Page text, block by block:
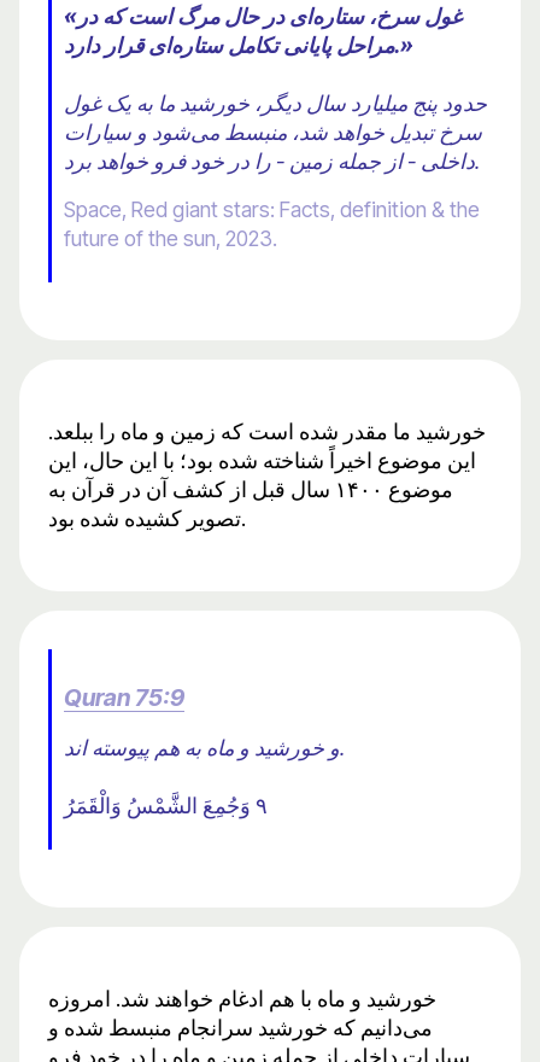
«غول سرخ، ستاره‌ای در حال مرگ است که در
مراحل پایانی تکامل ستاره‌ای قرار دارد.»
حدود پنج میلیارد سال دیگر، خورشید ما به یک غول
سرخ تبدیل خواهد شد، منبسط می‌شود و سیارات
داخلی - از جمله زمین - را در خود فرو خواهد برد.
Space, Red giant stars: Facts, definition & the
future of the sun, 2023.
خورشید ما مقدر شده است که زمین و ماه را ببلعد.
این موضوع اخیراً شناخته شده بود؛ با این حال، این
موضوع ۱۴۰۰ سال قبل از کشف آن در قرآن به
تصویر کشیده شده بود.
Quran 75:9
و خورشید و ماه به هم پیوسته اند.
٩ وَجُمِعَ الشَّمْسُ وَالْقَمَرُ
خورشید و ماه با هم ادغام خواهند شد. امروزه
می‌دانیم که خورشید سرانجام منبسط شده و
سیارات داخلی از جمله زمین و ماه را در خود فرو